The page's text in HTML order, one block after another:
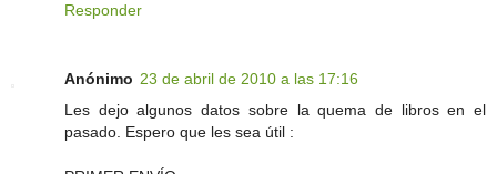
Responder
Anónimo 23 de abril de 2010 a las 17:16
Les dejo algunos datos sobre la quema de libros en el
pasado. Espero que les sea útil :